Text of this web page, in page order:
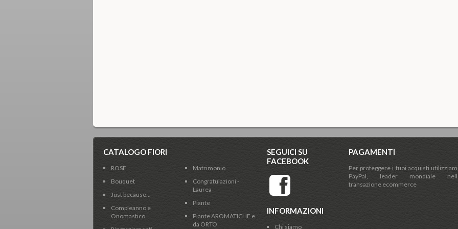
CATALOGO FIORI
ROSE
Bouquet
Just because...
Compleanno e
Onomastico
Matrimonio
Congratulazioni -
Laurea
Piante
Piante AROMATICHE e
da ORTO
SEGUICI SU
FACEBOOK
INFORMAZIONI
Chi siamo
PAGAMENTI
Per proteggere i tuoi acquisti
PayPal, leader mondiale
transazione ecommerce